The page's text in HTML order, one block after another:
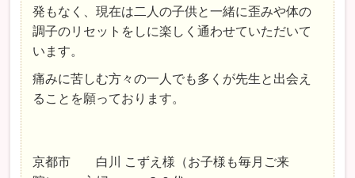
発もなく、現在は二人の子供と一緒に歪みや体の
調子のリセットをしに楽しく通わせていただいて
います。
痛みに苦しむ方々の一人でも多くが先生と出会え
ることを願っております。
京都市 白川 こずえ様（お子様も毎月ご来